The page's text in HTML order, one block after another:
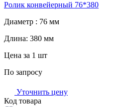
Ролик конвейерный 76*380
Диаметр : 76 мм
Длина: 380 мм
Цена за 1 шт
По запросу
Уточнить цену
Код товара